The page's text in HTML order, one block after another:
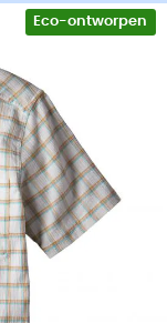
Eco-ontworpen